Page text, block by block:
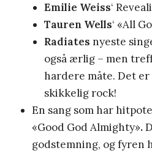
Emilie Weiss‘
Tauren Wells‘ «All
Radiates nyeste
også ærlig – men
hardere måte. Det
skikkelig rock!
En sang som har
«Good God Almighty».
godstemning, og fyren